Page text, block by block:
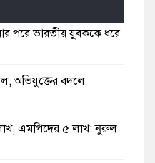
পরে ভারতীয় যুবককে ধরে
অভিযুক্তের বদলে
এমপিদের ৫ লাখ: নুরুল